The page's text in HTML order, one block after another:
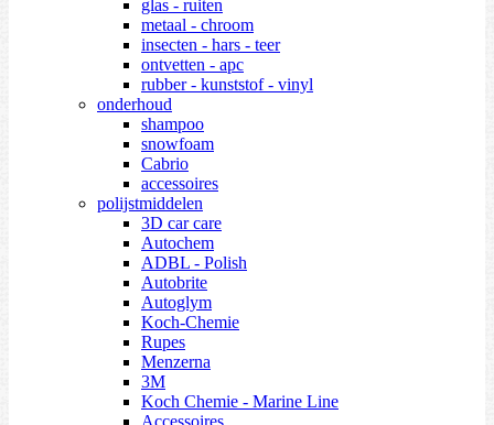
glas - ruiten
metaal - chroom
insecten - hars - teer
ontvetten - apc
rubber - kunststof - vinyl
onderhoud
shampoo
snowfoam
Cabrio
accessoires
polijstmiddelen
3D car care
Autochem
ADBL - Polish
Autobrite
Autoglym
Koch-Chemie
Rupes
Menzerna
3M
Koch Chemie - Marine Line